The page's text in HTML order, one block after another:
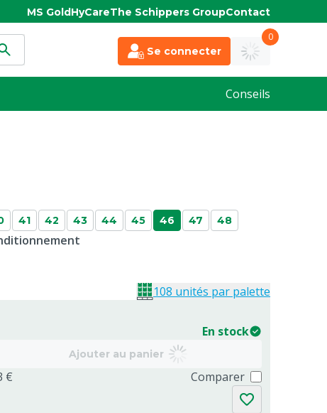
MS GoldHyCareThe Schippers GroupContact
Se connecter
0
Conseils
41 42 43 44 45 46 47 48
En stock
Ajouter au panier
€ Comparer
108 unités par palette